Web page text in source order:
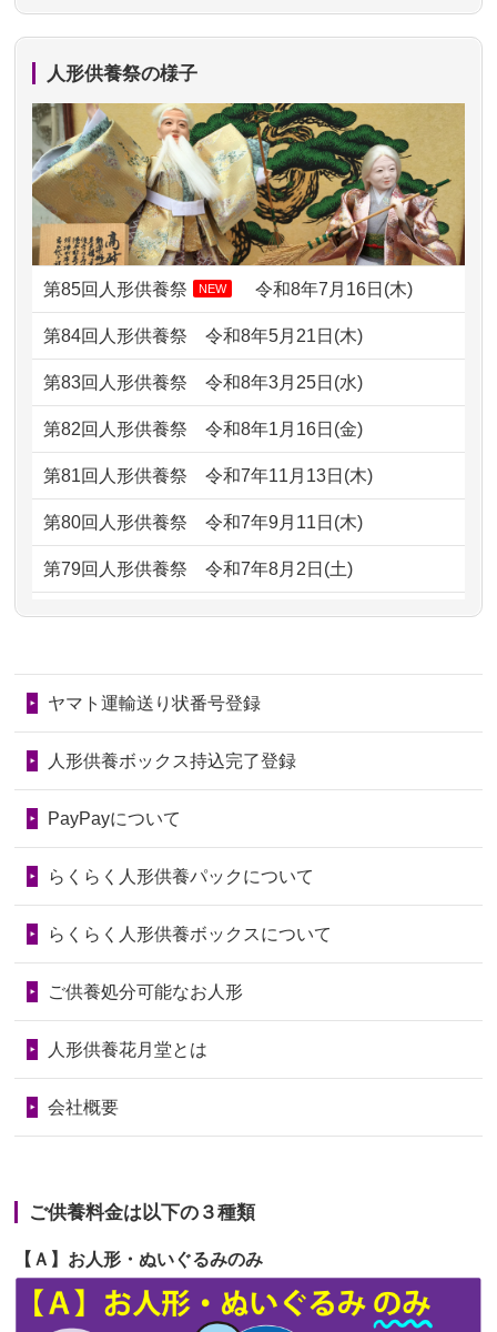
2026/07/11思い出のある人形達を、ちゃんと供養
したく、花...
2026/07/10家から近かったので。
2026/07/08誰も住んでいない実家の片付けを始め
ました。 ...
2026/07/069年間自由が丘店を見守ってくれてあり
がとう。
2026/07/05 しっかりとお人形たちの供養をしてい
ただけると...
2026/06/30長年大事にしてきた雛人形です、供養
ガラスケースのまま引き取ってくださ
るのが助か...
ました。お...
2026/06/28きちんと供養していただけると思った
ので、お願...
いたことが...
2026/06/28老後のことを考え体力のあるうちに身
2026/06/28人形たちに これまで本当にありがとう
天...
2026/06/24今は亡き両親が孫（私の子供）の初節
句に贈って...
が伸びた時...
2026/06/22
娘の初めてのひな祭りにあわせて、娘
の祖父母か...
2024/01/13剥製の供養・処分をお願いできます
ですが？
2024/01/13お雛様のセットを供養・処分したいの
ですが、お雛様とお内裏様だ...
2024/01/13供養申込みの後、供養祭までお人形は
どうなってるのですか？
2024/01/13会社のようですが、きちんと供養して
供養が終わったお人形以外はどうして
るのですか？
しょうか？
2024/01/04ガラスケースは外しても良いですか？
人形供養祭の様子
第85回人形供養祭 NEW 令和8年7月16日(木)
第84回人形供養祭令和8年5月21日(木)
第83回人形供養祭令和8年3月25日(水)
第82回人形供養祭令和8年1月16日(金)
第81回人形供養祭令和7年11月13日(木)
第80回人形供養祭令和7年9月11日(木)
第79回人形供養祭令和7年8月2日(土)
第78回人形供養祭令和7年6月20日(金)
第76回人形供養祭令和7年2月28日(金)
第75回人形供養祭令和7年1月17日(金)
第73回人形供養祭令和6年10月17日(木)
第71回人形供養祭令和6年8月1日(木)
第70回人形供養祭令和6年6月21日(金)
第68回人形供養祭令和6年3月22日(金)
第65回人形供養祭令和5年11月09日(木)
第64回人形供養祭令和5年9月21日(木)
第63回人形供養祭 令和5年8月1日(火)
ヤマト運輸送り状番号登録
人形供養ボックス持込完了登録
PayPayについて
らくらく人形供養パックについて
らくらく人形供養ボックスについて
ご供養処分可能なお人形
人形供養花月堂とは
会社概要
ご供養料金は以下の３種類
【Ａ】お人形・ぬいぐるみのみ